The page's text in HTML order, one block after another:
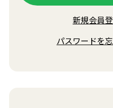
新規会員
パスワードを